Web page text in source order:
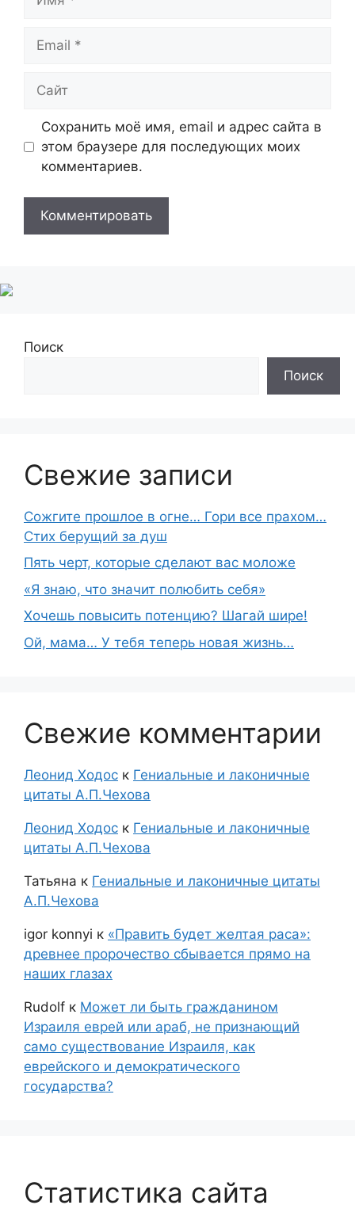
Email
Сайт
Сохранить моё имя, email и адрес сайта в
этом браузере для последующих моих
комментариев.
Поиск
Поиск
Свежие записи
Сожгите прошлое в огне… Гори все прахом…
Стих берущий за душ
Пять черт, которые сделают вас моложе
«Я знаю, что значит полюбить себя»
Хочешь повысить потенцию? Шагай шире!
Ой, мама… У тебя теперь новая жизнь…
Свежие комментарии
Леонид Ходос к Гениальные и лаконичные
цитаты А.П.Чехова
Леонид Ходос к Гениальные и лаконичные
цитаты А.П.Чехова
Татьяна к Гениальные и лаконичные цитаты
А.П.Чехова
igor konnyi к «Править будет желтая раса»:
древнее пророчество сбывается прямо на
наших глазах
Rudolf к Может ли быть гражданином
Израиля еврей или араб, не признающий
само существование Израиля, как
еврейского и демократического
государства?
Статистика сайта